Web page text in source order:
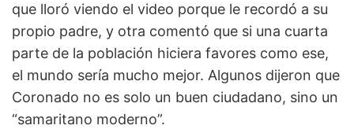
que lloró viendo el video porque le recordó a su
propio padre, y otra comentó que si una cuarta
parte de la población hiciera favores como ese,
el mundo sería mucho mejor. Algunos dijeron que
Coronado no es solo un buen ciudadano, sino un
“samaritano moderno”.